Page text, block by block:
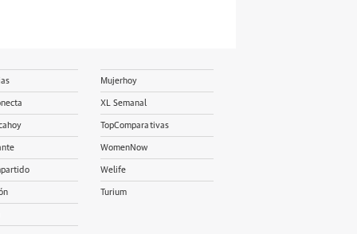
Mujerhoy
XL Semanal
TopComparativas
WomenNow
Welife
Turium